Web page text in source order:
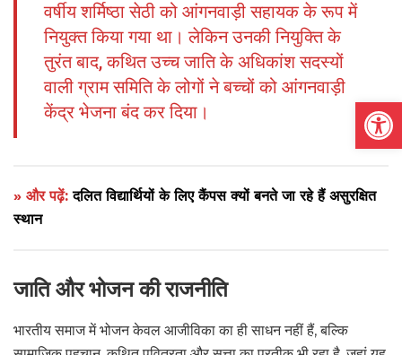
वर्षीय शर्मिष्ठा सेठी को आंगनवाड़ी सहायक के रूप में
नियुक्त किया गया था। लेकिन उनकी नियुक्ति के
तुरंत बाद, कथित उच्च जाति के अधिकांश सदस्यों
वाली ग्राम समिति के लोगों ने बच्चों को आंगनवाड़ी
केंद्र भेजना बंद कर दिया।
» और पढ़ें:दलित विद्यार्थियों के लिए कैंपस क्यों बनते जा रहे हैं असुरक्षित
स्थान
जाति और भोजन की राजनीति
भारतीय समाज में भोजन केवल आजीविका का ही साधन नहीं हैं, बल्कि